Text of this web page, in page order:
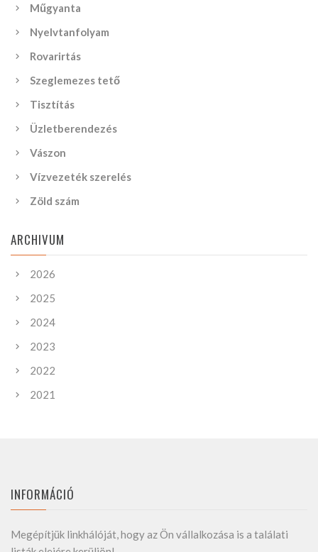
Műgyanta
Nyelvtanfolyam
Rovarirtás
Szeglemezes tető
Tisztítás
Üzletberendezés
Vászon
Vízvezeték szerelés
Zöld szám
ARCHIVUM
2026
2025
2024
2023
2022
2021
INFORMÁCIÓ
Megépítjük linkhálóját, hogy az Ön vállalkozása is a találati